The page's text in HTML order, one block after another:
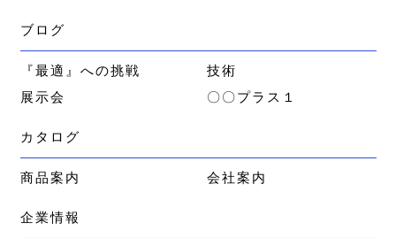
ブログ
『最適』への挑戦
技術
展示会
〇〇プラス１
カタログ
商品案内 会社案内
企業情報